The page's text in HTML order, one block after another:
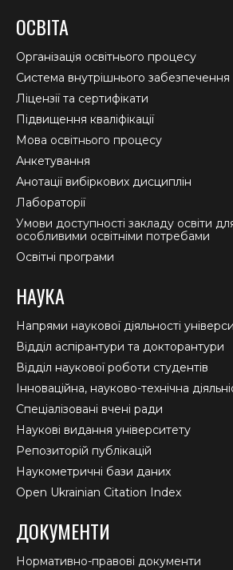
opens
in
new
window
opens
in
new
window
in
new
window
ОСВІТА
Організація освітнього процесу
Система внутрішнього забезпечення
Ліцензії та сертифікати
Підвищення кваліфікації
Мова освітнього процесу
Анкетування
Анотації вибіркових дисциплін
Лабораторії
Умови доступності закладу освіти
особливими освітніми потребами
Освітні програми
НАУКА
Напрями наукової діяльності
Відділ аспірантури та докторантури
Відділ наукової роботи студентів
Інноваційна, науково-технічна
Спеціалізовані вчені ради
Наукові видання університету
Репозиторій публікацій
Наукометричні бази даних
Open Ukrainian Citation Index
ДОКУМЕНТИ
Нормативно-правові документи